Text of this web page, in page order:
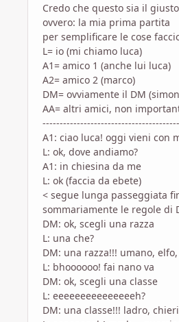
Credo che questo sia il
ovvero: la mia prima partita
per semplificare le cose
L= io (mi chiamo luca)
A1= amico 1 (anche lui luca)
A2= amico 2 (marco)
DM= ovviamente il DM
AA= altri amici, non
A1: ciao luca! oggi vieni con
L: ok, dove andiamo?
A1: in chiesina da me
L: ok (faccia da ebete)
< segue lunga passeggiata
sommariamente le regole di
DM: ok, scegli una razza
L: una che?
DM: una razza!!! umano,
L: bhoooooo! fai nano va
DM: ok, scegli una classe
L: eeeeeeeeeeeeeeeh?
DM: una classe!!! ladro,